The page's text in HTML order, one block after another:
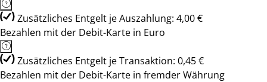
Zusätzliches Entgelt je Auszahlung: 4,00 €
Bezahlen mit der Debit-Karte in Euro
Zusätzliches Entgelt je Transaktion: 0,45 €
Bezahlen mit der Debit-Karte in fremder Währung